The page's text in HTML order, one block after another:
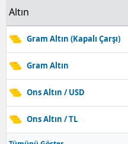
Altın
Gram Altın (Kapalı Çarşı)
Gram Altın
Ons Altın / USD
Ons Altın / TL